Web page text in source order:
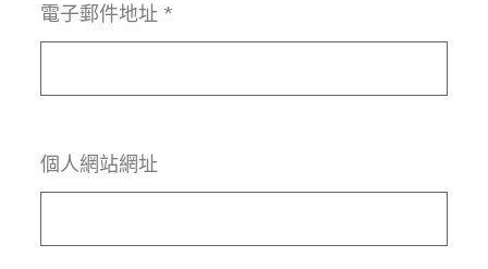
電子郵件地址 *
個人網站網址